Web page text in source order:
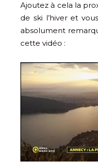
Ajoutez à cela la
de ski l’hiver et
absolument
cette vidéo :